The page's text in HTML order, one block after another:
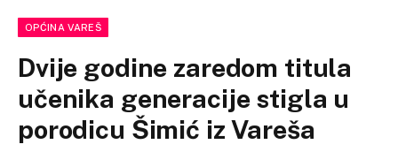
OPĆINA VAREŠ
Dvije godine zaredom titula
učenika generacije stigla u
porodicu Šimić iz Vareša